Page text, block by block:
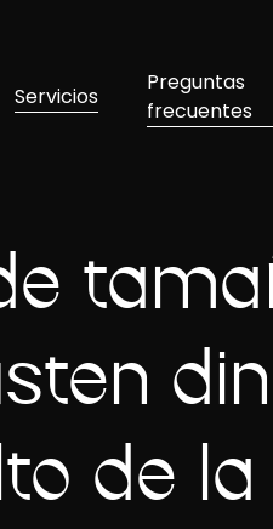
Servicios
Preguntas
frecuentes
de